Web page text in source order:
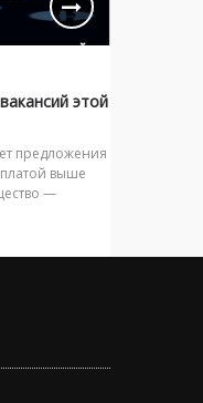
этой
предложения
выше
—